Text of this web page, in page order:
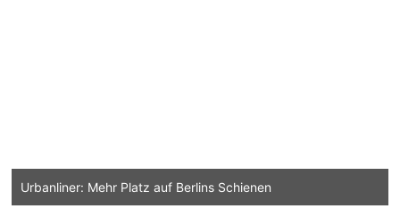
Urbanliner: Mehr Platz auf Berlins Schienen